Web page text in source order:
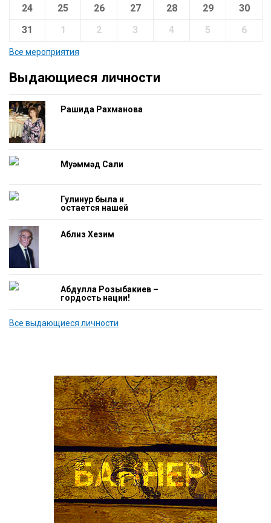
24 25 26 27 28 29
30
31
1 2 3 4 5 6
Все мероприятия
Выдающиеся личности
Рашида Рахманова
Муһәммәд Салиһ
Гулинур была и
остается нашей
Аблиз Хезим
Абдулла Розыбакиев –
гордость нации!
Все выдающиеся личности